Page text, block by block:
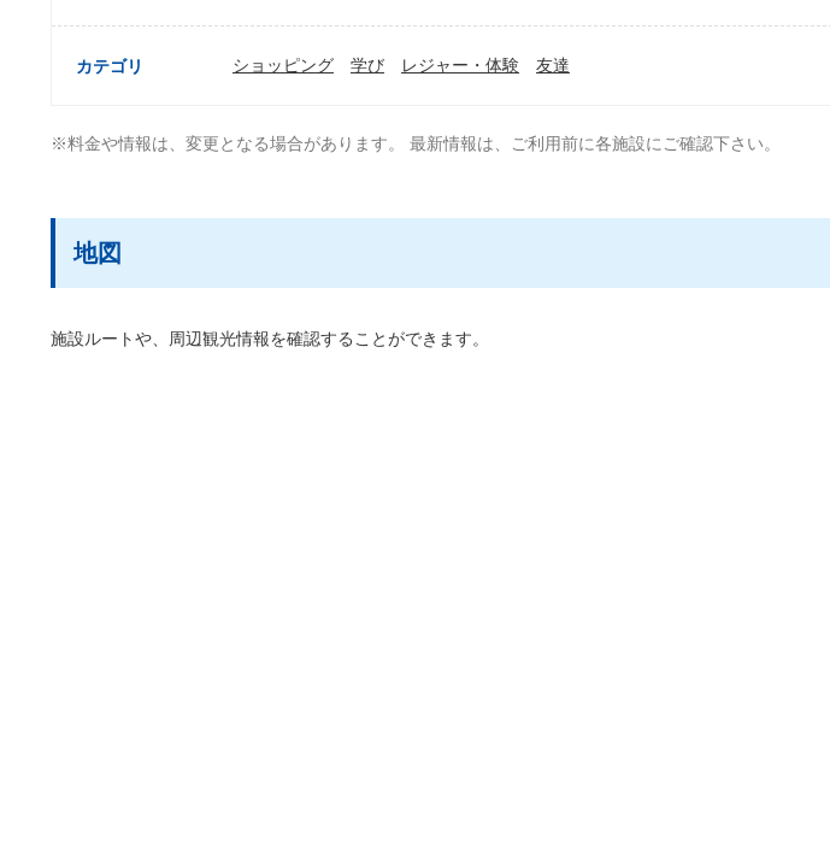
カテゴリ ショッピング 学び レジャー・体験 友達
※料金や情報は、変更となる場合があります。 最新情報は、ご利用前に各施設にご確認下さい。
地図
施設ルートや、周辺観光情報を確認することができます。